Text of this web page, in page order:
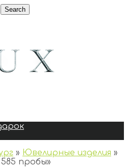
Search
» Ювелирные изделия »
пробы»